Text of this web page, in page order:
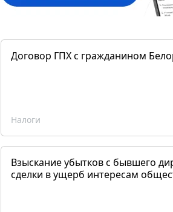
Договор ГПХ с гражданином
Налоги
Взыскание убытков с бывшего
сделки в ущерб интересам